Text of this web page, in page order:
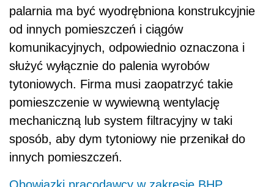
palarnia ma być wyodrębniona konstrukcyjnie
od innych pomieszczeń i ciągów
komunikacyjnych, odpowiednio oznaczona i
służyć wyłącznie do palenia wyrobów
tytoniowych. Firma musi zaopatrzyć takie
pomieszczenie w wywiewną wentylację
mechaniczną lub system filtracyjny w taki
sposób, aby dym tytoniowy nie przenikał do
innych pomieszczeń.
Obowiązki pracodawcy w zakresie BHP